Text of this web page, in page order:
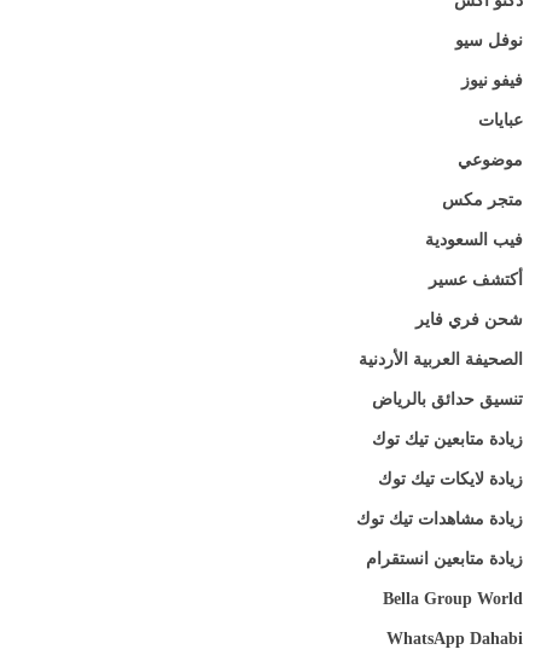
نوفل سيو
فيفو نيوز
عبايات
موضوعي
متجر مكس
فيب السعودية
أكتشف عسير
شحن فري فاير
الصحيفة العربية الأردنية
تنسيق حدائق بالرياض
زيادة متابعين تيك توك
زيادة لايكات تيك توك
زيادة مشاهدات تيك توك
زيادة متابعين انستقرام
Bella Group World
WhatsApp Dahabi